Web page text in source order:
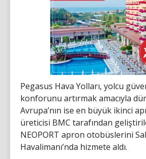
Pegasus Hava Yolları, yolcu
konforunu artırmak amacıyla
Avrupa’nın ise en büyük ikinci
üreticisi BMC tarafından
NEOPORT apron otobüslerini
Havalimanı’nda hizmete aldı.